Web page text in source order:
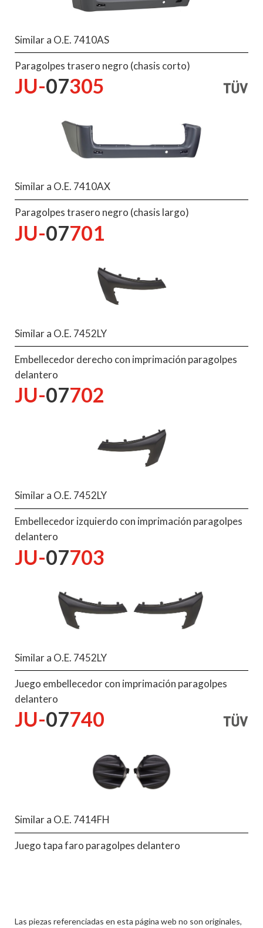
Similar a O.E. 7410AS
Paragolpes trasero negro (chasis corto)
JU-07305
Similar a O.E. 7410AX
Paragolpes trasero negro (chasis largo)
JU-07701
Similar a O.E. 7452LY
Embellecedor derecho con imprimación paragolpes
delantero
JU-07702
Similar a O.E. 7452LY
Embellecedor izquierdo con imprimación paragolpes
delantero
JU-07703
Similar a O.E. 7452LY
Juego embellecedor con imprimación paragolpes
delantero
JU-07740
Similar a O.E. 7414FH
Juego tapa faro paragolpes delantero
Las piezas referenciadas en esta página web no son originales,